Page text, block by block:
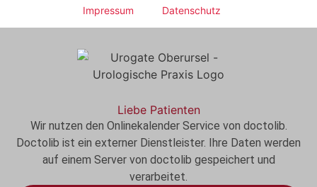
Impressum Datenschutz
Liebe Patienten
Wir nutzen den Onlinekalender Service von doctolib.
Doctolib ist ein externer Dienstleister. Ihre Daten werden
auf einem Server von doctolib gespeichert und
verarbeitet.